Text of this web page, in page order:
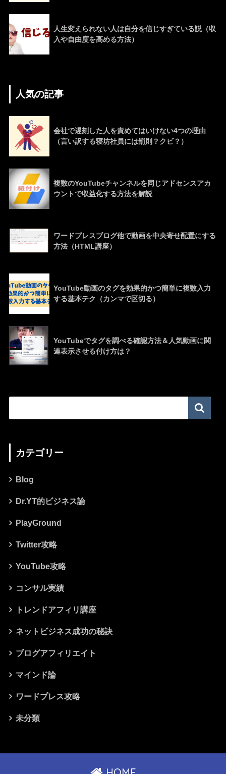
人生変えられない人は自分を信じすぎている説（収
入や自由度を高める方法）
人気の記事
会社で遅刻した人を責めてはいけない4つの理由
（言い訳する寝坊社員には罰則？クビ？）
複数のYouTubeチャンネルを同じアドセンスアカ
ウントで収益化する方法を解説
ワードプレスブログ他で動画を中央寄せ配置にする
方法（HTML講座）
YouTube動画のタグを効果的かつ簡単に複数入力
する基本テク（カンマで区切る）
YouTubeでタグを調べる確認方法＆人気動画に関
連表示させる付け方は？
カテゴリー
Blog
Dr.YT的ビジネス論
PlayGround
Twitter攻略
YouTube攻略
コンサル実績
トレンドアフィリ講座
ネットビジネス成功の秘訣
ブログアフィリエイト
マインド論
ワードプレス攻略
未分類